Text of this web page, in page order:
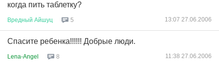
когда пить таблетку?
Вредный Айшуц 5 13:07 27.06.2006
Спасите ребенка!!!!!! Добрые люди.
Lena-Angel 8 11:38 27.06.2006